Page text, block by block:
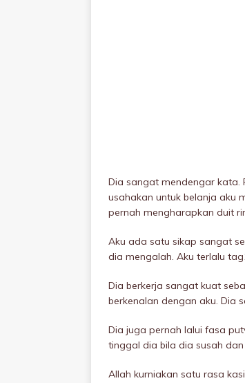
Dia sangat mendengar kata.
usahakan untuk belanja aku
pernah mengharapkan duit
Aku ada satu sikap sangat
dia mengalah. Aku terlalu
Dia berkerja sangat kuat
berkenalan dengan aku. Dia
Dia juga pernah lalui fasa
tinggal dia bila dia susah
Allah kurniakan satu rasa